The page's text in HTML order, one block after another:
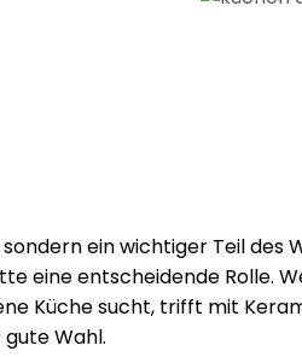
ein wichtiger Teil des
eine entscheidende Rolle.
Küche sucht, trifft mit
Wahl.